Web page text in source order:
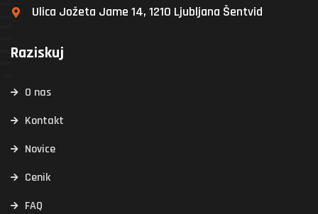
Ulica Jožeta Jame 14, 1210 Ljubljana Šentvid
Raziskuj
O nas
Kontakt
Novice
Cenik
FAQ